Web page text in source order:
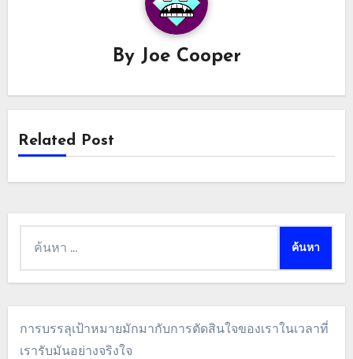
By Joe Cooper
Related Post
สำหรับ:
การบรรลุเป้าหมายมักมากับการตัดสินใจของเราในเวลาที่
เรารับมันอย่างจริงใจ